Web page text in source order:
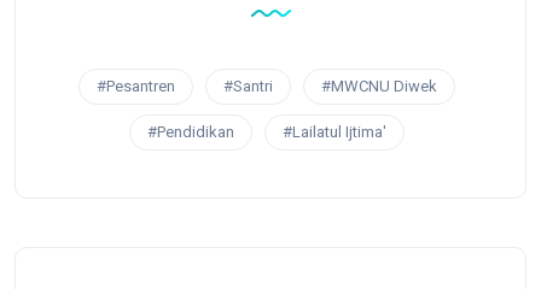
#Pesantren #Santri #MWCNU Diwek
#Pendidikan #Lailatul Ijtima'